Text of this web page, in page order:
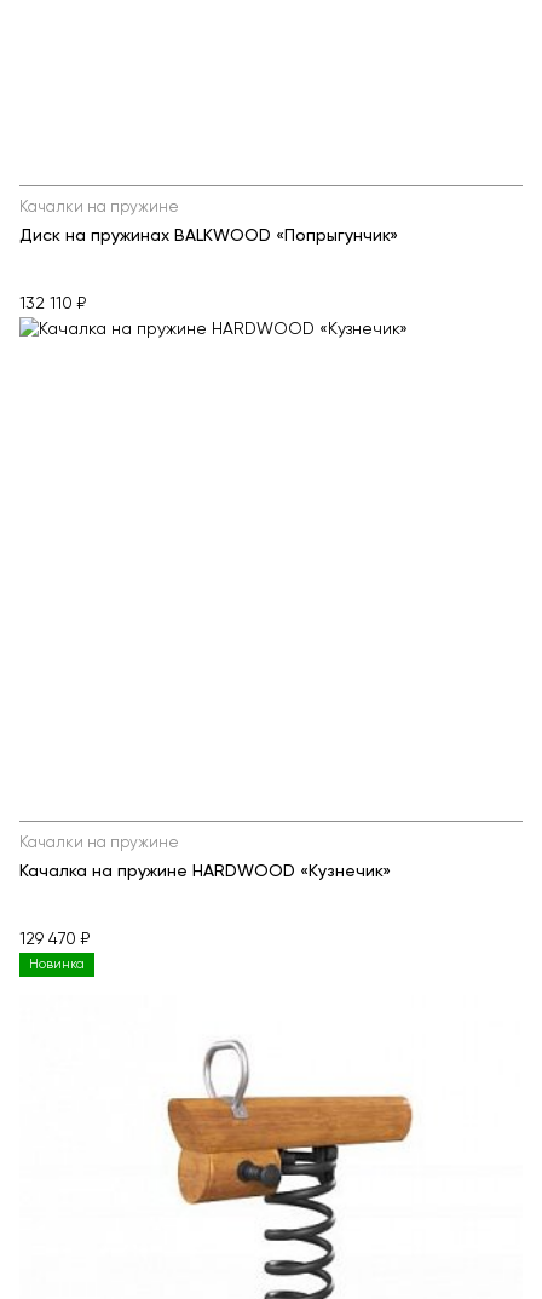
Качалки на пружине
Диск на пружинах BALKWOOD «Попрыгунчик»
132 110 ₽
Качалки на пружине
Качалка на пружине HARDWOOD «Кузнечик»
129 470 ₽
Новинка